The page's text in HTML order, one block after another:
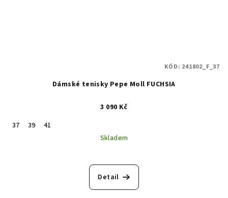
Dámské tenisky Pepe Moll FUCHSIA
3 090 Kč
37
39
41
Skladem
Detail
KÓD: 241802_F_37